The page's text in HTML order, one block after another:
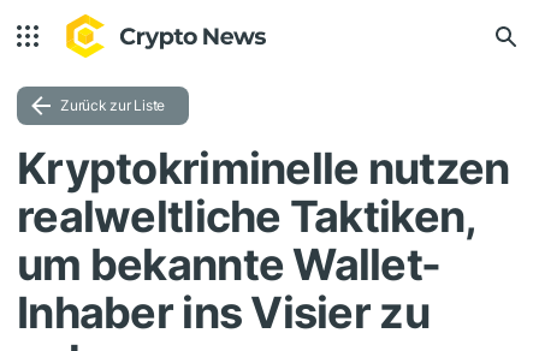
Zurück zur Liste
Kryptokriminelle nutzen
realweltliche Taktiken,
um bekannte Wallet-
Inhaber ins Visier zu